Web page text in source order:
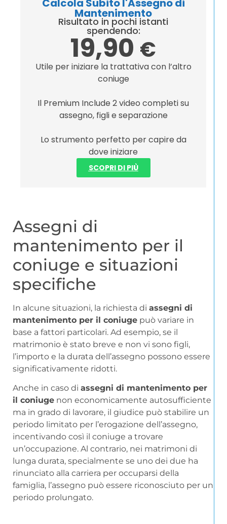
Calcola Subito l'Assegno di
Mantenimento
Risultato in pochi istanti
spendendo:
19,90 €
Utile per iniziare la trattativa con l’altro
coniuge
Il Premium Include 2 video completi su
assegno, figli e separazione
Lo strumento perfetto per capire da
dove iniziare
SCOPRI DI PIÙ
Assegni di
mantenimento per il
coniuge e situazioni
specifiche
In alcune situazioni, la richiesta di assegni di
mantenimento per il coniuge può variare in
base a fattori particolari. Ad esempio, se il
matrimonio è stato breve e non vi sono figli,
l’importo e la durata dell’assegno possono essere
significativamente ridotti.
Anche in caso di assegni di mantenimento per
il coniuge non economicamente autosufficiente
ma in grado di lavorare, il giudice può stabilire un
periodo limitato per l’erogazione dell’assegno,
incentivando così il coniuge a trovare
un’occupazione. Al contrario, nei matrimoni di
lunga durata, specialmente se uno dei due ha
rinunciato alla carriera per occuparsi della
famiglia, l’assegno può essere riconosciuto per un
periodo prolungato.